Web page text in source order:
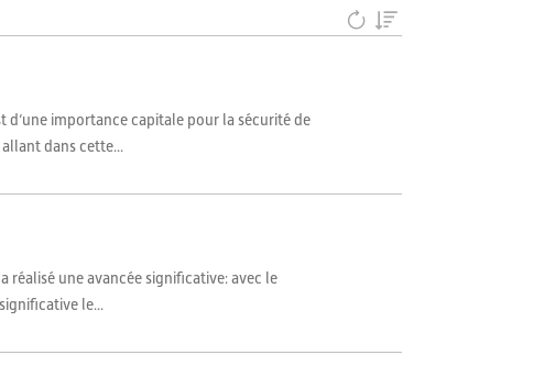
d’une importance capitale pour la sécurité de
dans cette...
réalisé une avancée significative: avec le
le...